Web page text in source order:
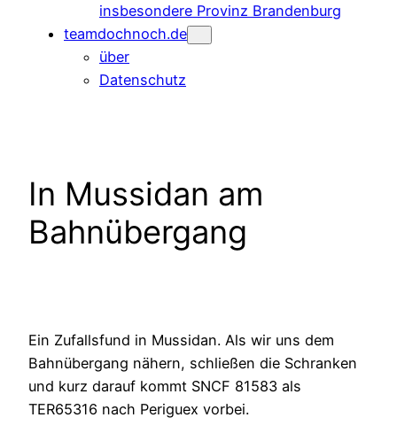
insbesondere Provinz Brandenburg
teamdochnoch.de
über
Datenschutz
In Mussidan am
Bahnübergang
Ein Zufallsfund in Mussidan. Als wir uns dem
Bahnübergang nähern, schließen die Schranken
und kurz darauf kommt SNCF 81583 als
TER65316 nach Periguex vorbei.